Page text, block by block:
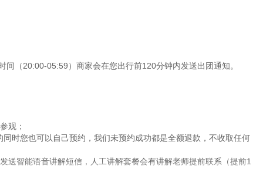
（20:00-05:59）商家会在您出行前120分钟内发送出团通知。
观；
时您也可以自己预约，我们未预约成功都是全额退款，不收取任何
送智能语音讲解短信，人工讲解套餐会有讲解老师提前联系（提前1